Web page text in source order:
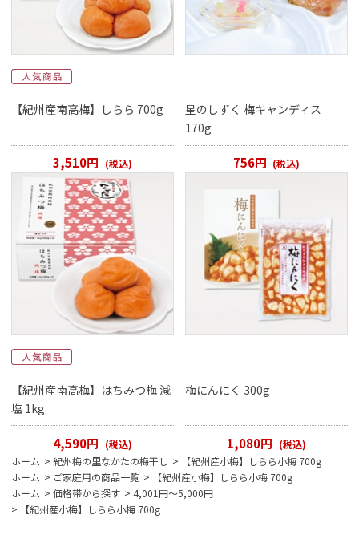
【紀州産南高梅】しらら 700g
3,510円 (税込)
星のしずく 梅キャンディス
170g
756円 (税込)
【紀州産南高梅】はちみつ梅 減
塩 1kg
4,590円 (税込)
梅にんにく 300g
1,080円 (税込)
ホーム > 紀州梅の里なかたの梅干し >
【紀州産小梅】しらら小梅 700g
ホーム > ご家庭用の商品一覧 >
【紀州産小梅】しらら小梅 700g
ホーム > 価格帯から探す > 4,001円～5,000円
>
【紀州産小梅】しらら小梅 700g